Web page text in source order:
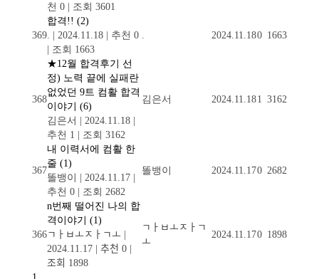
천 0 | 조회 3601
369
합격!! (2)
| 2024.11.18 | 추천 0
| 조회 1663
2024.11.180 1663
368
★12월 합격후기 선
정) 노력 끝에 실패란
없었던 9트 컴활 합격
이야기 (6)
김은서 | 2024.11.18 |
추천 1 | 조회 3162
김은서 2024.11.181 3162
367
내 이력서에 컴활 한
줄 (1)
똘뱅이 | 2024.11.17 |
추천 0 | 조회 2682
똘뱅이 2024.11.170 2682
366
n번째 떨어진 나의 합
격이야기 (1)
ﾡￂﾲￌﾸￂﾡￌ |
2024.11.17 | 추천 0 |
조회 1898
ﾡￂﾲￌﾸￂﾡ
ￌ
2024.11.170 1898
1